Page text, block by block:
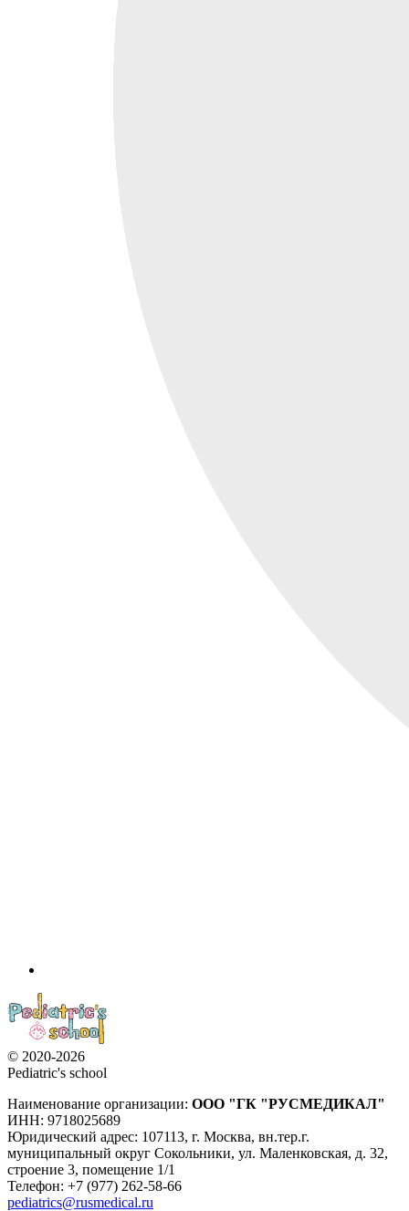
© 2020-2026
Pediatric's school
Наименование организации: ООО "ГК "РУСМЕДИКАЛ"
ИНН: 9718025689
Юридический адрес: 107113, г. Москва, вн.тер.г.
муниципальный округ Сокольники, ул. Маленковская, д. 32,
строение 3, помещение 1/1
Телефон: +7 (977) 262-58-66
pediatrics@rusmedical.ru